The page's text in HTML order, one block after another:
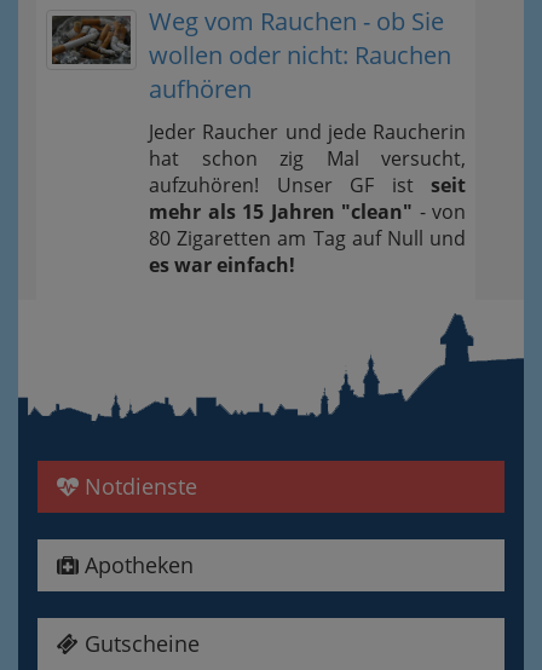
Weg vom Rauchen - ob Sie
wollen oder nicht: Rauchen
aufhören
Jeder Raucher und jede Raucherin
hat schon zig Mal versucht,
aufzuhören! Unser GF ist seit
mehr als 15 Jahren "clean" - von
80 Zigaretten am Tag auf Null und
es war einfach!
Notdienste
Apotheken
Gutscheine